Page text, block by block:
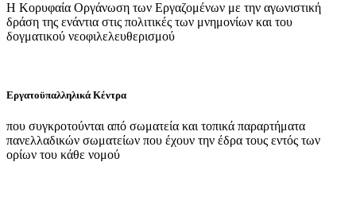
Η Κορυφαία Οργάνωση των Εργαζομένων με την αγωνιστική
δράση της ενάντια στις πολιτικές των μνημονίων και του
δογματικού νεοφιλελευθερισμού
Εργατοϋπαλληλικά Κέντρα
που συγκροτούνται από σωματεία και τοπικά παραρτήματα
πανελλαδικών σωματείων που έχουν την έδρα τους εντός των
ορίων του κάθε νομού